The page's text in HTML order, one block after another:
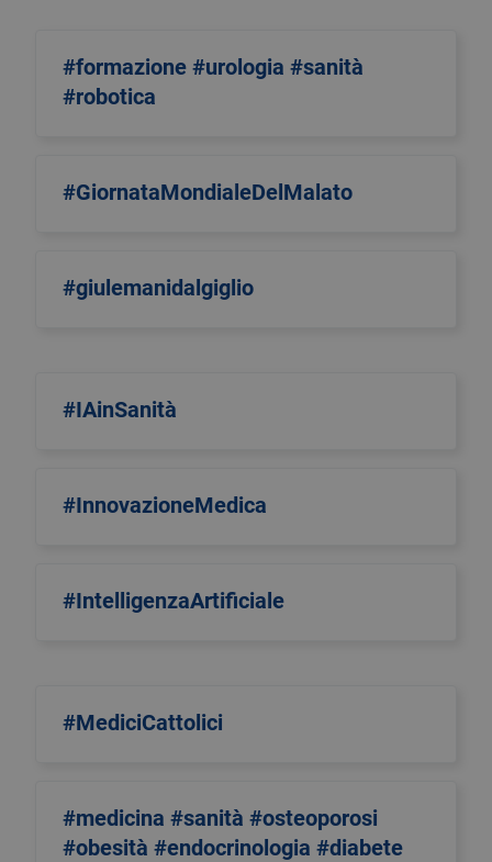
#formazione #urologia #sanità
#robotica
#GiornataMondialeDelMalato
#giulemanidalgiglio
#IAinSanità
#InnovazioneMedica
#IntelligenzaArtificiale
#MediciCattolici
#medicina #sanità #osteoporosi
#obesità #endocrinologia #diabete